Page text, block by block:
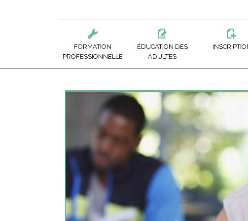
FORMATION
PROFESSIONNELLE
ALIMENTATION ET TOURISME
BÂTIMENTS ET TRAVAUX PUBLICS
BOIS ET MATÉRIAUX CONNEXES
MODE ET CONFECTION DE VÊTEMENTS
ÉDUCATION DES
ADULTES
COURS
APPRENEZ UN MÉTIER PRÉPOSÉ
PRÉPOSÉ
POISSON
COMMIS
AIDE-
ÉDUCATION
CFP DE NEUFCHÂTEL
CFP DE QUÉBEC
CFP WILBROD-BHERER
ÉCOLE DE FORESTERIE
ÉCOLE DES MÉTIERS ET
L’INDUSTRIE DE LA